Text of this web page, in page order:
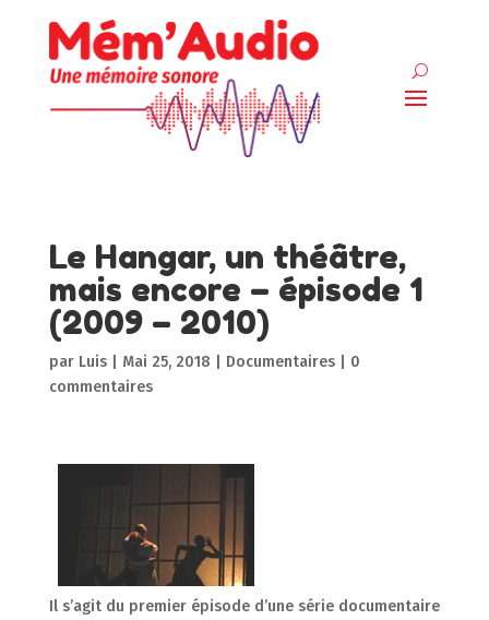
Le Hangar, un théâtre,
mais encore – épisode 1
(2009 – 2010)
par Luis| Mai 25, 2018 Documentaires| 0
commentaires
Il s’agit du premier épisode d’une série documentaire